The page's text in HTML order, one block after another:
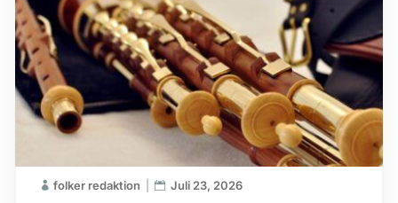
folker redaktion Juli 23, 2026